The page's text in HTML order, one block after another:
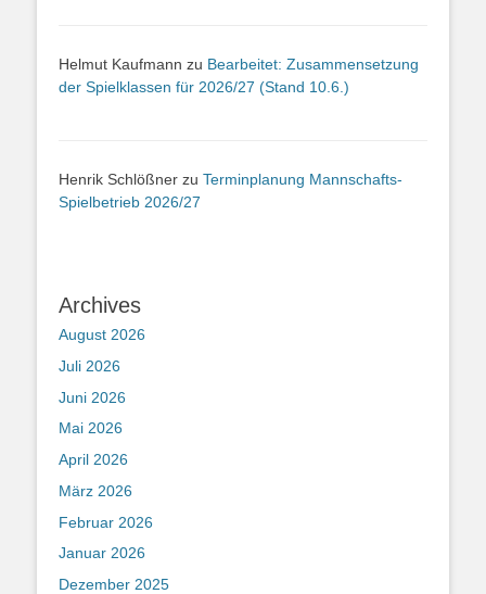
Helmut Kaufmann zu Bearbeitet: Zusammensetzung
der Spielklassen für 2026/27 (Stand 10.6.)
Henrik Schlößner zu Terminplanung Mannschafts-
Spielbetrieb 2026/27
Archives
August 2026
Juli 2026
Juni 2026
Mai 2026
April 2026
März 2026
Februar 2026
Januar 2026
Dezember 2025